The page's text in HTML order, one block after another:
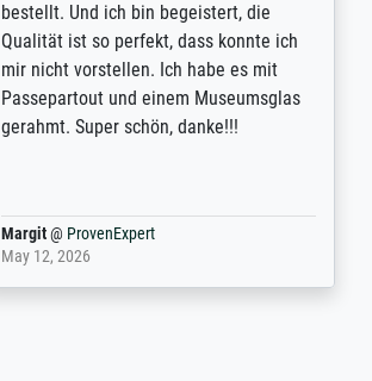
abordés et personnalisation des
demandes (recadrage, réajustement des
couleurs). Relation clientèle parfaite.
Transport, réception sans aucun
problème. Merci à toute l'équipe ! Hervé
Anonym@ProvenExpert
March 31, 2025